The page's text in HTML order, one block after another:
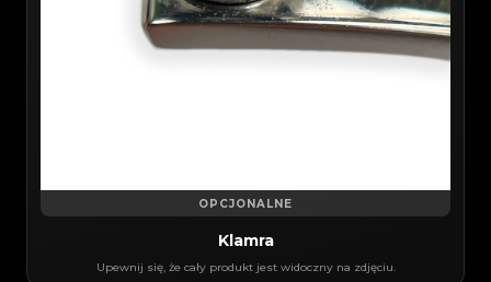
OPCJONALNE
Klamra
Upewnij się, że cały produkt jest widoczny na zdjęciu.